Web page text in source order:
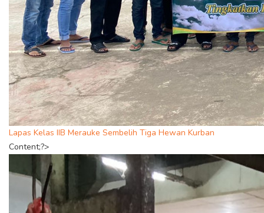
Lapas Kelas IIB Merauke Sembelih Tiga Hewan Kurban
Content;?>